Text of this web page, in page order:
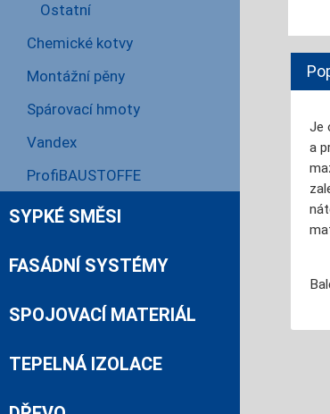
Je
a
Ostatní
Chemické kotvy
Montážní pěny
Spárovací hmoty
Vandex
ProfiBAUSTOFFE
SYPKÉ SMĚSI
FASÁDNÍ SYSTÉMY
SPOJOVACÍ MATERIÁL
TEPELNÁ IZOLACE